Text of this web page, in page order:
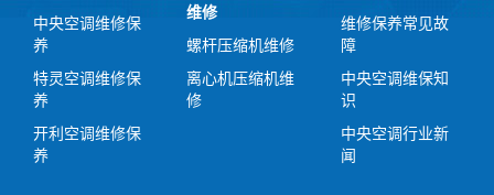
中央空调维修保
养
特灵空调维修保
养
开利空调维修保
养
维修
螺杆压缩机维修
离心机压缩机维
修
维修保养常见故
障
中央空调维保知
识
中央空调行业新
闻